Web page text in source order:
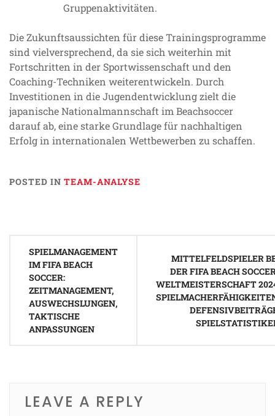
Gruppenaktivitäten.
Die Zukunftsaussichten für diese Trainingsprogramme
sind vielversprechend, da sie sich weiterhin mit
Fortschritten in der Sportwissenschaft und den
Coaching-Techniken weiterentwickeln. Durch
Investitionen in die Jugendentwicklung zielt die
japanische Nationalmannschaft im Beachsoccer
darauf ab, eine starke Grundlage für nachhaltigen
Erfolg in internationalen Wettbewerben zu schaffen.
POSTED IN TEAM-ANALYSE
navigation
SPIELMANAGEMENT
IM FIFA BEACH
SOCCER:
ZEITMANAGEMENT,
AUSWECHSLUNGEN,
TAKTISCHE
ANPASSUNGEN
MITTELFELDSPIELER
DER FIFA BEACH
WELTMEISTERSCHAFT
LEAVE A REPLY